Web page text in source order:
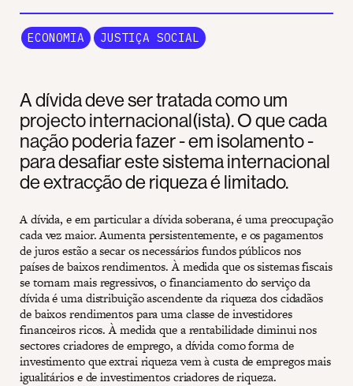
A dívida deve ser tratada como um
projecto internacional(ista). O que cada
nação poderia fazer - em isolamento -
para desafiar este sistema internacional
de extracção de riqueza é limitado.
A dívida, e em particular a dívida soberana, é uma preocupação
cada vez maior. Aumenta persistentemente, e os pagamentos
de juros estão a secar os necessários fundos públicos nos
países de baixos rendimentos. À medida que os sistemas fiscais
se tornam mais regressivos, o financiamento do serviço da
dívida é uma distribuição ascendente da riqueza dos cidadãos
de baixos rendimentos para uma classe de investidores
financeiros ricos. À medida que a rentabilidade diminui nos
sectores criadores de emprego, a dívida como forma de
investimento que extrai riqueza vem à custa de empregos mais
igualitários e de investimentos criadores de riqueza.
ECONOMIA JUSTIÇA SOCIAL